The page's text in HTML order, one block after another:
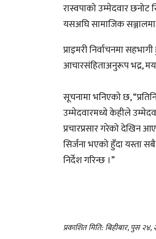
रास्वपाको उम्मेदवार छनोट
यसअघि सामाजिक सञ्जालमा
प्राइमरी निर्वाचनमा
आचारसंहिताअनुरूप भद्र,
सूचनामा भनिएको छ,
उम्मेदवारमध्ये केहीले
प्रचारप्रसार गरेको देखिन
सिर्जना भएको हुँदा यस्ता
निर्देश गरिन्छ ।”
प्रकाशित मिति: बिहीबार, पुस